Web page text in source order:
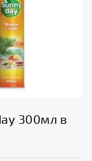
300мл в